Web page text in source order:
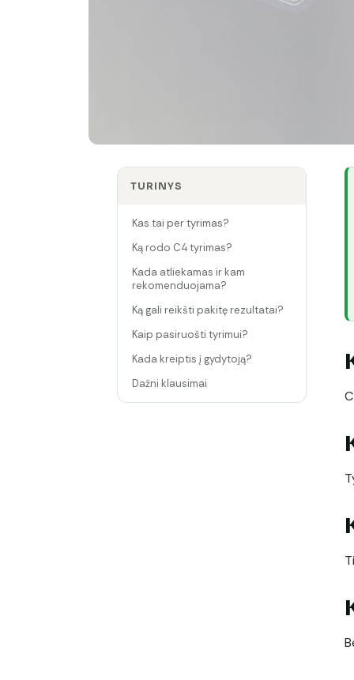
TURINYS
Kas tai per tyrimas?
Ką rodo C4 tyrimas?
Kada atliekamas ir kam
rekomenduojama?
Ką gali reikšti pakitę rezultatai?
Kaip pasiruošti tyrimui?
Kada kreiptis į gydytoją?
Dažni klausimai